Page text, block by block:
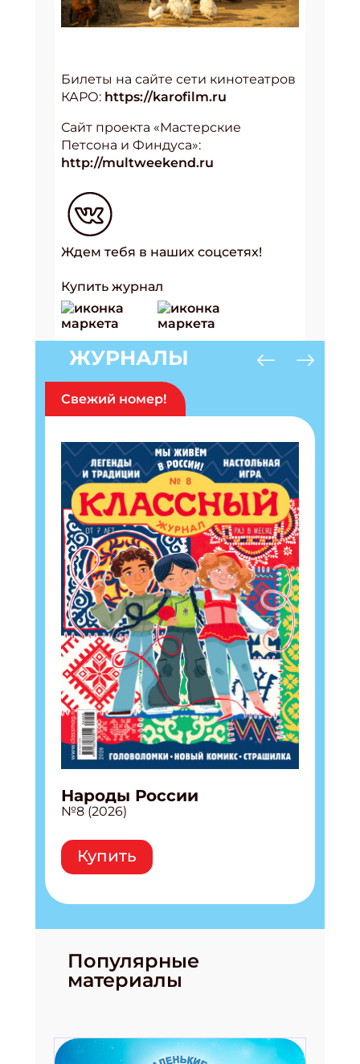
Билеты на сайте сети кинотеатров
КАРО: https://karofilm.ru
Сайт проекта «Мастерские
Петсона и Финдуса»:
http://multweekend.ru
Ждем тебя в наших соцсетях!
Купить журнал
ЖУРНАЛЫ
Свежий номер!
Народы России
№8 (2026)
Купить
Популярные
материалы